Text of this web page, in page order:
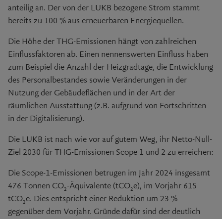
anteilig an. Der von der LUKB bezogene Strom stammt
bereits zu 100 % aus erneuerbaren Energiequellen.
Die Höhe der THG-Emissionen hängt von zahlreichen
Einflussfaktoren ab. Einen nennenswerten Einfluss haben
zum Beispiel die Anzahl der Heizgradtage, die Entwicklung
des Personalbestandes sowie Veränderungen in der
Nutzung der Gebäudeflächen und in der Art der
räumlichen Ausstattung (z.B. aufgrund von Fortschritten
in der Digitalisierung).
Die LUKB ist nach wie vor auf gutem Weg, ihr Netto-Null-
Ziel 2030 für THG-Emissionen Scope 1 und 2 zu erreichen:
Die Scope-1-Emissionen betrugen im Jahr 2024 insgesamt
476 Tonnen CO2-Äquivalente (tCO2e), im Vorjahr 615
tCO2e. Dies entspricht einer Reduktion um 23 %
gegenüber dem Vorjahr. Gründe dafür sind der deutlich